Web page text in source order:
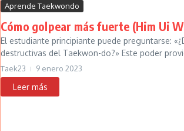
Aprende Taekwondo
Cómo golpear más fuerte (Him Ui
El estudiante principiante puede preguntarse:
destructivas del Taekwon-do?» Este poder
Taek23 9 enero 2023